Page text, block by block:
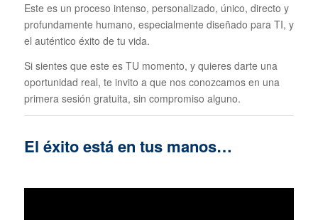
Este es un proceso intenso, personalizado, único, directo y
profundamente humano, especialmente diseñado para TI, y
el auténtico éxito de tu vida.
Si sientes que este es TU momento, y quieres darte una
oportunidad real, te invito a que nos conozcamos en una
primera sesión gratuita, sin compromiso alguno.
El éxito está en tus manos…